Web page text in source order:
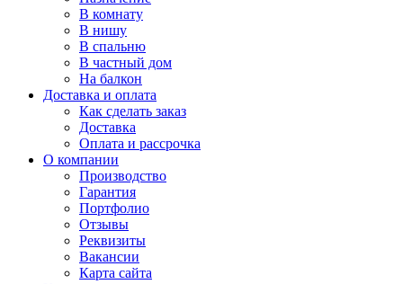
В комнату
В нишу
В спальню
В частный дом
На балкон
Доставка и оплата
Как сделать заказ
Доставка
Оплата и рассрочка
О компании
Производство
Гарантия
Портфолио
Отзывы
Реквизиты
Вакансии
Карта сайта